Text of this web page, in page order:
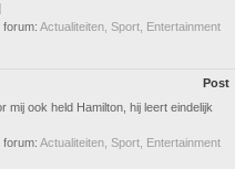
forum: Actualiteiten, Sport, Entertainment
Post
mij ook held Hamilton, hij leert eindelijk
forum: Actualiteiten, Sport, Entertainment